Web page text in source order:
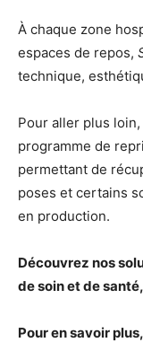
À chaque zone
espaces de repos,
technique,
Pour aller plus
programme de
permettant de
poses et certains
en production.
Découvrez nos
de soin et de santé,
Pour en savoir